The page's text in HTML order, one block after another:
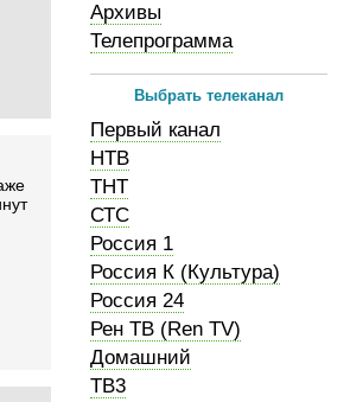
Архивы
Телепрограмма
Выбрать телеканал
Первый канал
НТВ
ТНТ
СТС
Россия 1
Россия К (Культура)
Россия 24
Рен ТВ (Ren TV)
Домашний
ТВ3